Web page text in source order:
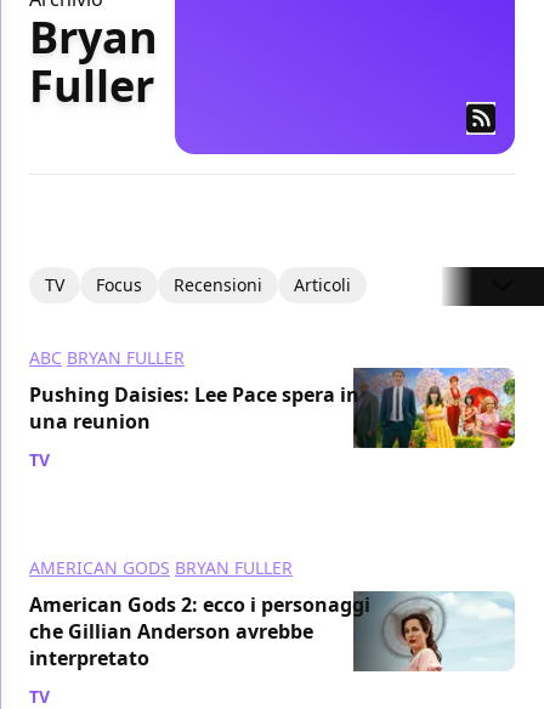
Bryan
Fuller
TV Focus Recensioni Articoli
ABC BRYAN FULLER
Pushing Daisies: Lee Pace spera in
una reunion
TV
AMERICAN GODS BRYAN FULLER
American Gods 2: ecco i personaggi
che Gillian Anderson avrebbe
interpretato
TV